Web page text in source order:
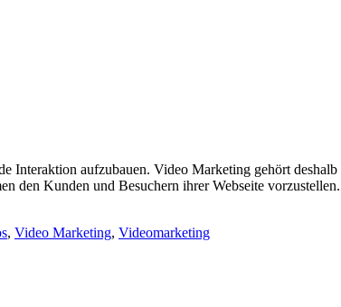
Interaktion aufzubauen. Video Marketing gehört
den Kunden und Besuchern ihrer Webseite
, Video Marketing, Videomarketing